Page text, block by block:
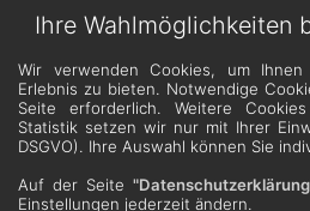
Ihre Wahlmöglichkeiten
Wir verwenden Cookies, um
Erlebnis zu bieten. Notwendige
Seite erforderlich. Weitere
Statistik setzen wir nur mit Ihrer
DSGVO). Ihre Auswahl können Sie
Auf der Seite
Einstellungen jederzeit ändern.